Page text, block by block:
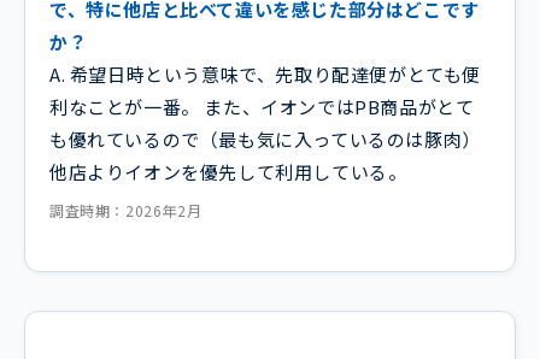
で、特に他店と比べて違いを感じた部分はどこです
か？
A. 希望日時という意味で、先取り配達便がとても便
利なことが一番。 また、イオンではPB商品がとて
も優れているので（最も気に入っているのは豚肉）
他店よりイオンを優先して利用している。
調査時期：2026年2月